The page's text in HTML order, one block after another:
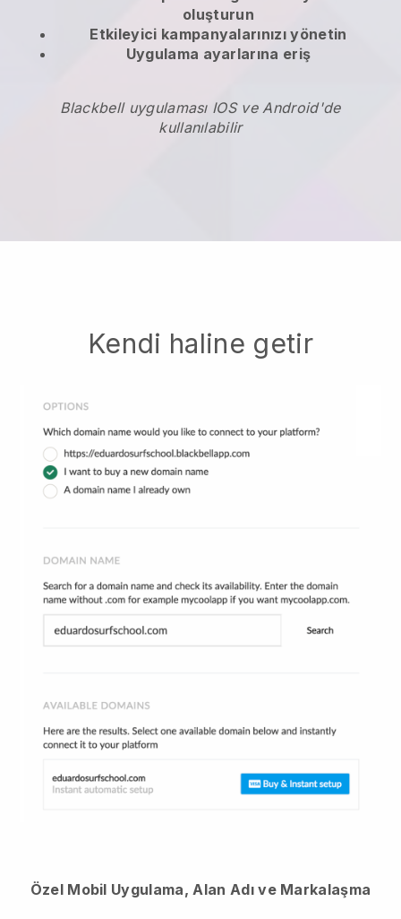
oluşturun
Etkileyici kampanyalarınızı yönetin
Uygulama ayarlarına eriş
Blackbell uygulaması IOS ve Android'de
kullanılabilir
Kendi haline getir
Özel Mobil Uygulama, Alan Adı ve Markalaşma